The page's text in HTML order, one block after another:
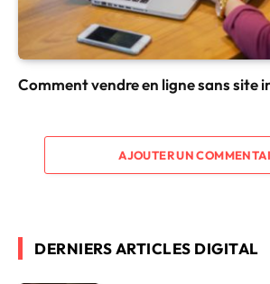
Comment vendre en ligne sans site
AJOUTER UN
DERNIERS ARTICLES DIGITAL